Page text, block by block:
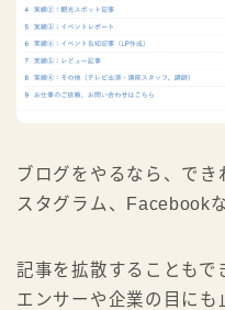
ブログをやるなら、で
スタグラム、Facebook
記事を拡散することもで
エンサーや企業の目にも